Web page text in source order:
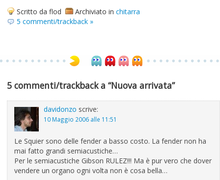
Scritto da flod
Archiviato in chitarra
5 commenti/trackback »
5 commenti/trackback a “Nuova arrivata”
davidonzo scrive:
10 Maggio 2006 alle 11:51
Le Squier sono delle fender a basso costo. La fender non ha
mai fatto grandi semiacustiche…
Per le semiacustiche Gibson RULEZ!!! Ma è pur vero che dover
vendere un organo ogni volta non è cosa bella…